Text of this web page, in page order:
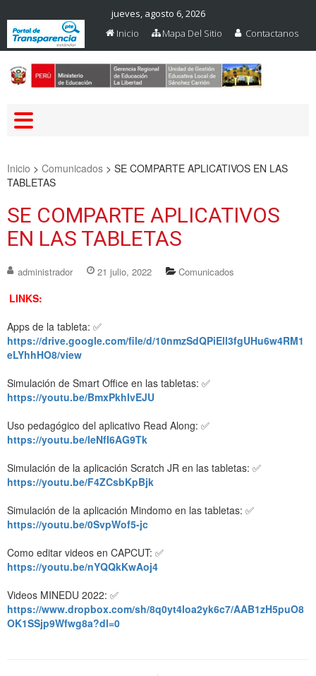
jueves, agosto 6, 2026
Inicio
Mapa Del Sitio Contactanos
Inicio > Comunicados > SE COMPARTE APLICATIVOS EN LAS
TABLETAS
SE COMPARTE APLICATIVOS
EN LAS TABLETAS
administrador 21 julio, 2022 Comunicados
LINKS:
Apps de la tableta: ✅
https://drive.google.com/file/d/10nmzSdQPiEll3fgUHu6w4RM1
eLYhhHO8/view
Simulación de Smart Office en las tabletas: ✅
https://youtu.be/BmxPkhIvEJU
Uso pedagógico del aplicativo Read Along: ✅
https://youtu.be/leNfI6AG9Tk
Simulación de la aplicación Scratch JR en las tabletas: ✅
https://youtu.be/F4ZCsbKpBjk
Simulación de la aplicación Mindomo en las tabletas: ✅
https://youtu.be/0SvpWof5-jc
Como editar videos en CAPCUT: ✅
https://youtu.be/nYQQkKwAoj4
Videos MINEDU 2022: ✅
https://www.dropbox.com/sh/8q0yt4loa2yk6c7/AAB1zH5puO8
OK1SSjp9Wfwg8a?dl=0